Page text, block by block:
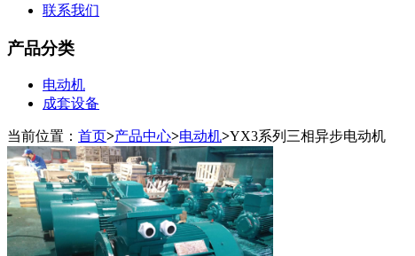
联系我们
产品分类
电动机
成套设备
当前位置： 首页>产品中心>电动机>YX3系列三相异步电动机